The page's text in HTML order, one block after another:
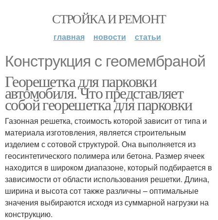
СТРОЙКА И РЕМОНТ
главная новости статьи
Конструкция с геомембраной
Георешетка для парковки
автомобиля. Что представляет
собой георешетка для парковки
Газонная решетка, стоимость которой зависит от типа и
материала изготовления, является строительным
изделием с сотовой структурой. Она выполняется из
геосинтетического полимера или бетона. Размер ячеек
находится в широком диапазоне, который подбирается в
зависимости от области использования решетки. Длина,
ширина и высота сот также различны – оптимальные
значения выбираются исходя из суммарной нагрузки на
конструкцию.